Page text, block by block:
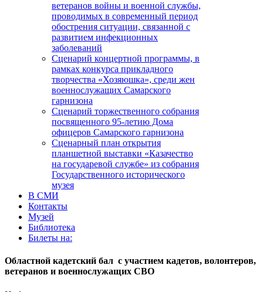
ветеранов войны и военной службы,
проводимых в современный период
обострения ситуации, связанной с
развитием инфекционных
заболеваний
Сценарий концертной программы, в
рамках конкурса прикладного
творчества «Хозяюшка», среди жен
военнослужащих Самарского
гарнизона
Сценарий торжественного собрания
посвященного 95-летию Дома
офицеров Самарского гарнизона
Сценарный план открытия
планшетной выставки «Казачество
на государевой службе» из собрания
Государственного исторического
музея
В СМИ
Контакты
Музей
Библиотека
Билеты на:
Областной кадетский бал с участием кадетов, волонтеров,
ветеранов и военнослужащих СВО